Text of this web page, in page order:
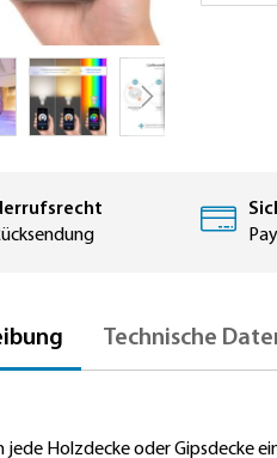
Holzdecke oder
Technische